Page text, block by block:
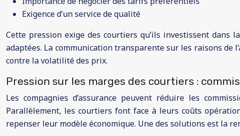
Exigence d’un service de qualité
Cette pression exige des courtiers qu’ils investissent
adaptées. La communication transparente sur les raisons
contre la volatilité des prix.
Pression sur les marges des courtiers :
Les compagnies d’assurance peuvent réduire les
Parallèlement, les courtiers font face à leurs coûts
repenser leur modèle économique. Une des solutions est la